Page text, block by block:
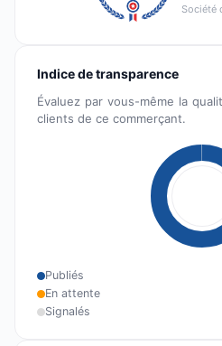
Société
Indice de transparence
Évaluez par vous-même la
clients de ce commerçant.
Publiés
En attente
Signalés